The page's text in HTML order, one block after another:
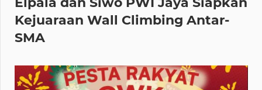
Kejuaraan Wall Climbing Antar-
SMA